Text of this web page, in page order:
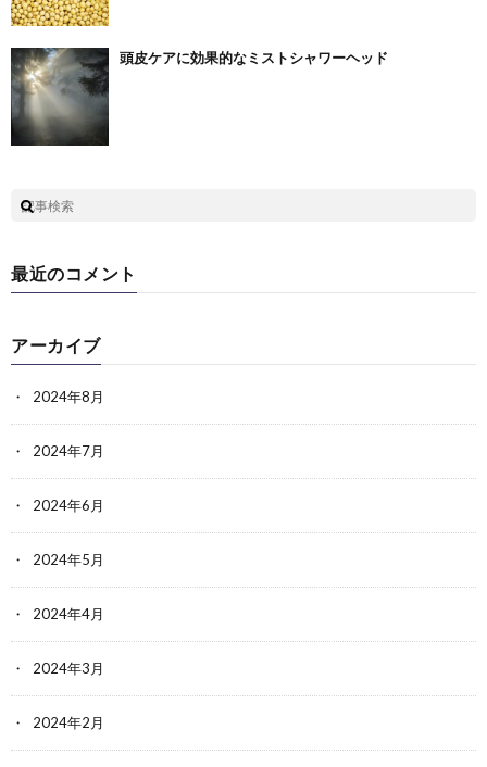
頭皮ケアに効果的なミストシャワーヘッド
最近のコメント
アーカイブ
2024年8月
2024年7月
2024年6月
2024年5月
2024年4月
2024年3月
2024年2月